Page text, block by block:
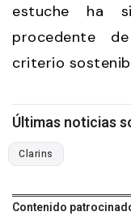
estuche ha
procedente
criterio
Últimas noticias
Clarins
Contenido